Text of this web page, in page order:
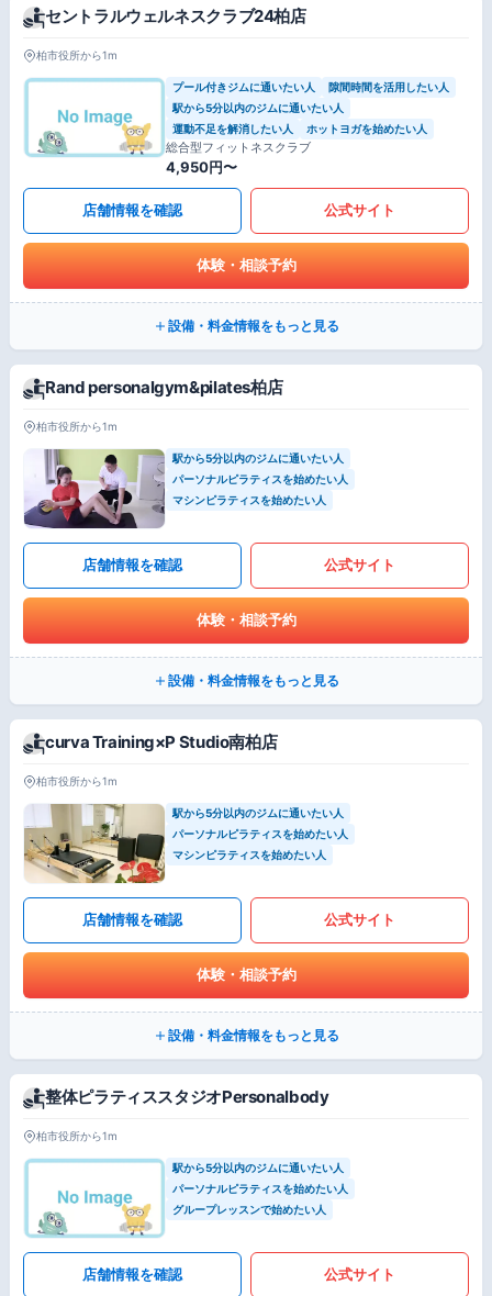
セントラルウェルネスクラブ24柏店
柏市役所から1m
プール付きジムに通いたい人
隙間時間を活用したい人
駅から5分以内のジムに通いたい人
運動不足を解消したい人
ホットヨガを始めたい人
総合型フィットネスクラブ
4,950円〜
店舗情報を確認 公式サイト
体験・相談予約
設備・料金情報をもっと見る
Rand personalgym&pilates柏店
柏市役所から1m
駅から5分以内のジムに通いたい人
パーソナルピラティスを始めたい人
マシンピラティスを始めたい人
店舗情報を確認 公式サイト
体験・相談予約
設備・料金情報をもっと見る
curva Training×P Studio南柏店
柏市役所から1m
駅から5分以内のジムに通いたい人
パーソナルピラティスを始めたい人
マシンピラティスを始めたい人
店舗情報を確認 公式サイト
体験・相談予約
設備・料金情報をもっと見る
整体ピラティススタジオPersonalbody
柏市役所から1m
駅から5分以内のジムに通いたい人
パーソナルピラティスを始めたい人
グループレッスンで始めたい人
店舗情報を確認 公式サイト